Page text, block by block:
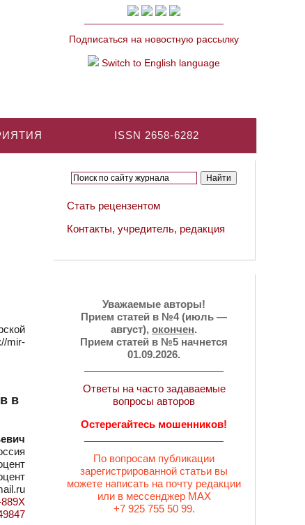
Подписаться на новостную рассылку
Switch to English language
ISSN 2658-6282
mir-
в
Стать рецензентом
Контакты, учредитель, редакция
Уважаемые авторы!
Прием статей в №4 (июль —
август), окончен.
Прием статей в №5 начнется
01.09.2026.
Ответы на часто задаваемые
вопросы авторов
Остерегайтесь мошенников!
По вопросам публикации
зарегистрированной статьи вы
можете написать на почту редакции
или в мессенджер MAX
+7 925 755 50 99.